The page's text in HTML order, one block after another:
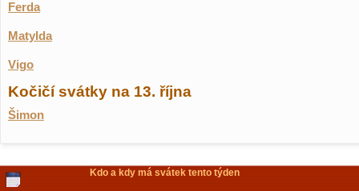
Ferda
Matylda
Vigo
Kočičí svátky na 13. října
Šimon
Kdo a kdy má svátek tento týden